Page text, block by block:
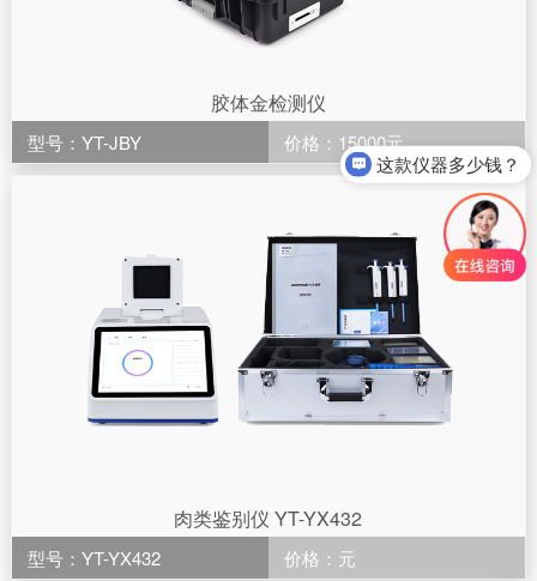
胶体金检测仪
型号：YT-JBY 价格：15000元
肉类鉴别仪 YT-YX432
型号：YT-YX432 价格：元
这款仪器多少钱？